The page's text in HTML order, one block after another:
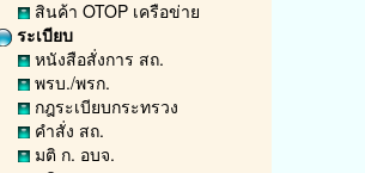
สินค้า OTOP เครือข่าย
ระเบียบ
หนังสือสั่งการ สถ.
พรบ./พรก.
กฎระเบียบกระทรวง
คำสั่ง สถ.
มติ ก. อบจ.